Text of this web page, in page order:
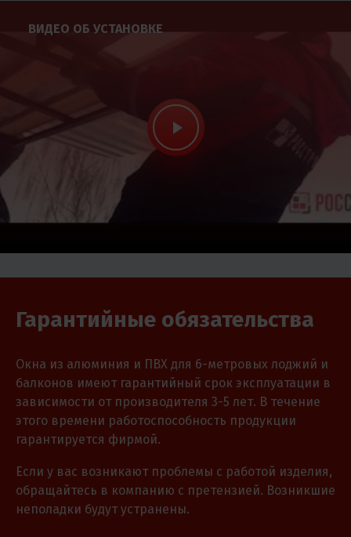
ВИДЕО ОБ УСТАНОВКЕ
Гарантийные обязательства
Окна из алюминия и ПВХ для 6-метровых лоджий и
балконов имеют гарантийный срок эксплуатации в
зависимости от производителя 3-5 лет. В течение
этого времени работоспособность продукции
гарантируется фирмой.
Если у вас возникают проблемы с работой изделия,
обращайтесь в компанию с претензией. Возникшие
неполадки будут устранены.